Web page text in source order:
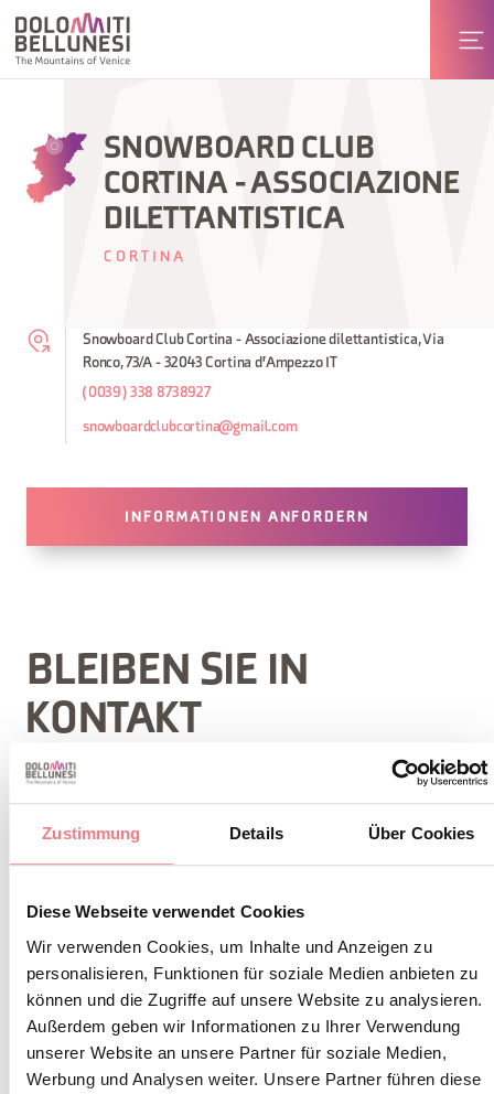
Zustimmung Details Über Cookies
Diese Webseite verwendet Cookies
Wir verwenden Cookies, um Inhalte und Anzeigen zu
personalisieren, Funktionen für soziale Medien anbieten zu
können und die Zugriffe auf unsere Website zu analysieren.
Außerdem geben wir Informationen zu Ihrer Verwendung
unserer Website an unsere Partner für soziale Medien,
Werbung und Analysen weiter. Unsere Partner führen diese
SNOWBOARD CLUB
CORTINA - ASSOCIAZIONE
DILETTANTISTICA
CORTINA
Snowboard Club Cortina - Associazione dilettantistica, Via
Ronco, 73/A - 32043 Cortina d'Ampezzo IT
(0039) 338 8738927
snowboardclubcortina@gmail.com
INFORMATIONEN ANFORDERN
BLEIBEN SIE IN
KONTAKT
Abonnieren Sie den Newsletter der Belluneser
Dolomiten!
Sie erhalten Nachrichten, Informationen,
zu jeder Jahreszeit.
ZUM NEWSLETTER ANMELDEN